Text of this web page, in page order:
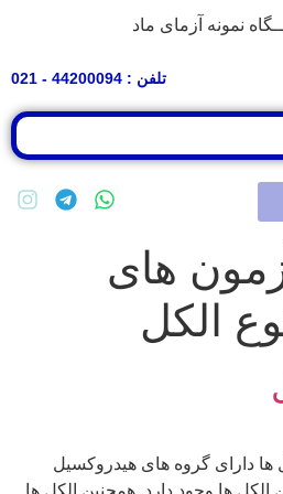
تلفن : 44200094 - 021
های
الکل
ها دارای گروه های هیدروکسیل
الکل ها وجود دارد. همچنین الکل ها